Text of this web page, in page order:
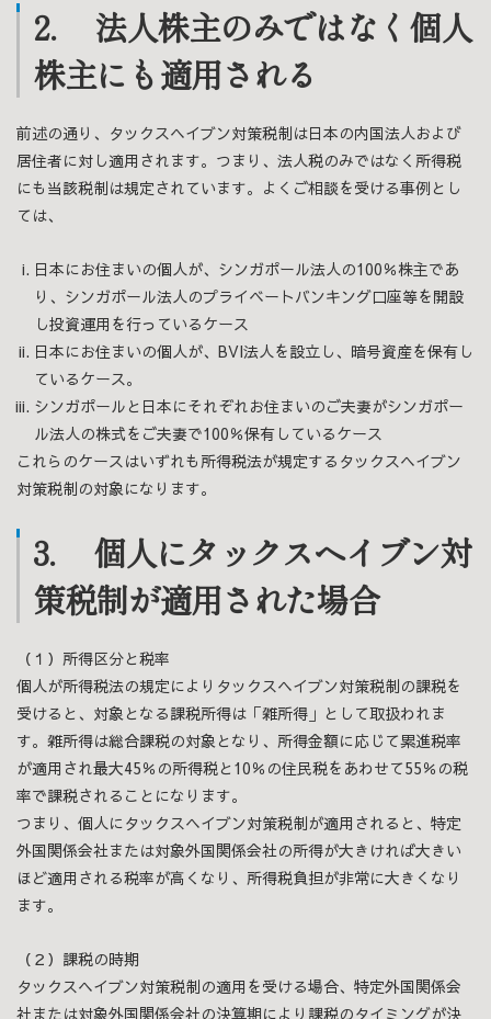
2. 法人株主のみではなく個人
株主にも適用される
前述の通り、タックスヘイブン対策税制は日本の内国法人および
居住者に対し適用されます。つまり、法人税のみではなく所得税
にも当該税制は規定されています。よくご相談を受ける事例とし
ては、
日本にお住まいの個人が、シンガポール法人の100％株主であ
り、シンガポール法人のプライベートバンキング口座等を開設
し投資運用を行っているケース
日本にお住まいの個人が、BVI法人を設立し、暗号資産を保有し
ているケース。
シンガポールと日本にそれぞれお住まいのご夫妻がシンガポー
ル法人の株式をご夫妻で100％保有しているケース
これらのケースはいずれも所得税法が規定するタックスヘイブン
対策税制の対象になります。
3. 個人にタックスヘイブン対
策税制が適用された場合
（１）所得区分と税率
個人が所得税法の規定によりタックスヘイブン対策税制の課税を
受けると、対象となる課税所得は「雑所得」として取扱われま
す。雑所得は総合課税の対象となり、所得金額に応じて累進税率
が適用され最大45％の所得税と10％の住民税をあわせて55％の税
率で課税されることになります。
つまり、個人にタックスヘイブン対策税制が適用されると、特定
外国関係会社または対象外国関係会社の所得が大きければ大きい
ほど適用される税率が高くなり、所得税負担が非常に大きくなり
ます。
（２）課税の時期
タックスヘイブン対策税制の適用を受ける場合、特定外国関係会
社または対象外国関係会社の決算期により課税のタイミングが決